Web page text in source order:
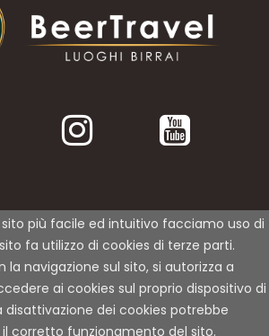
più facile ed intuitivo facciamo uso di
fa utilizzo di cookies di terze parti.
la navigazione sul sito, si autorizza a
ai cookies sul proprio dispositivo di
disattivazione dei cookies potrebbe
corretto funzionamento del sito.